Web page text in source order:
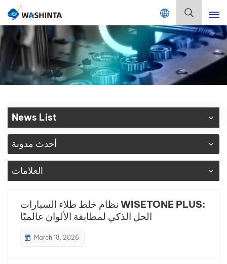
Mix Color Online
English
Français
Deutsch
Русский
Español
Português
日本語
한국어
News List
أحدث مدونة
العلامات
نظام خلط طلاء السيارات WISETONE PLUS:
الحل الذكي لمطابقة الألوان عالميًا
March 18, 2026